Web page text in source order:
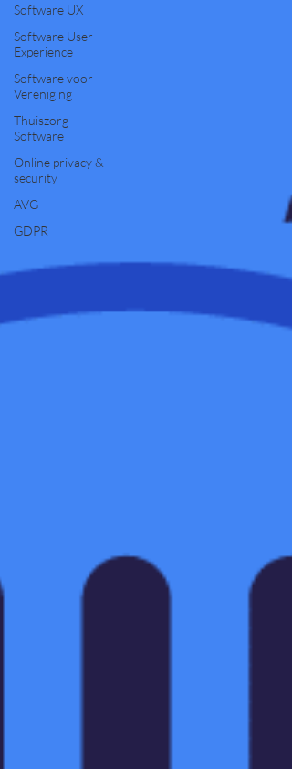
Software UX
Software User
Experience
Software voor
Vereniging
Thuiszorg
Software
Online privacy &
security
AVG
GDPR